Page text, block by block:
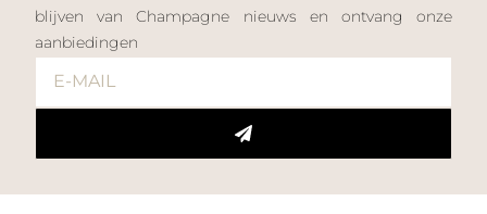
blijven van Champagne nieuws en ontvang onze
aanbiedingen